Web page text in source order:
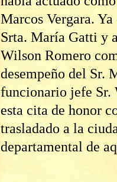
Marcos Vergara.
Srta. María Gatti y
Wilson Romero
desempeño del Sr.
funcionario jefe Sr.
esta cita de honor
trasladado a la
departamental de